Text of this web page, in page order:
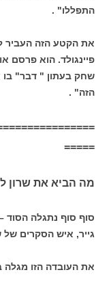
התפללו" .
את הקטע הזה העביר
פיינגולד. הוא פרסם
שחק בעתון " דבר" בו
הזה" .
=====
מה הביא את שרון
סוף סוף נתגלה הסוד
גייר, איש הסקרים של
את העובדה הזו